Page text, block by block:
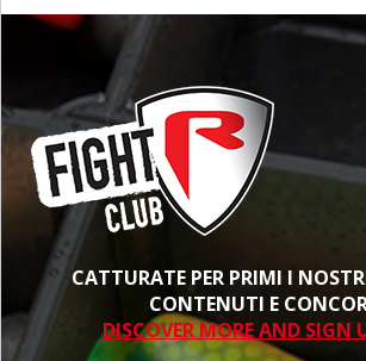
CATTURATE PER PRIMI I
CONTENUTI E
DISCOVER MORE AND SIGN